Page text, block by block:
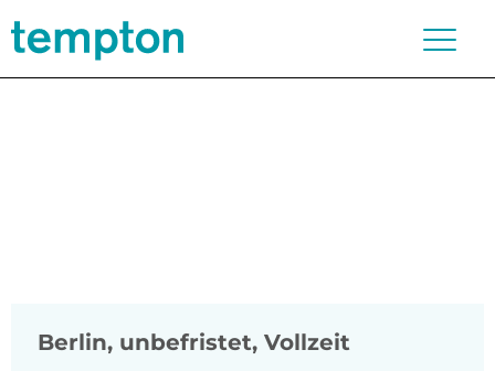
Berlin, unbefristet, Vollzeit